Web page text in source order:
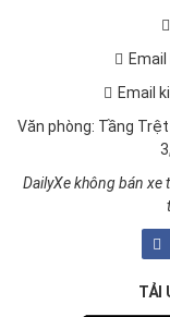
Email
Văn phòng: Tầng
DailyXe không bán xe
TẢI